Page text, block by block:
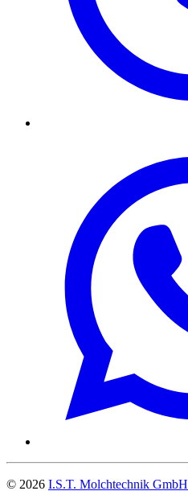
© 2026 I.S.T. Molchtechnik GmbH